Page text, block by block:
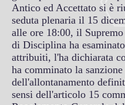
Antico ed Accettato si è
seduta plenaria il 15
alle ore 18:00, il
di Disciplina ha
attribuiti, l'ha dichiarata
ha comminato la sanzione
dell'allontanamento
sensi dell'articolo 15